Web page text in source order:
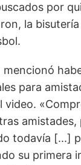
por
la
mencionó
para
video.
amistades,
todavía [...]
su primera